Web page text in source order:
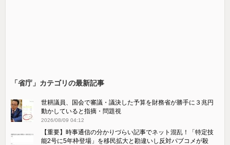
「省庁」カテゴリの最新記事
世耕議員、国会で審議・議決した予算を財務省が勝手に３兆円
動かしていると指摘・問題視
2026/08/09 04:12
【重要】時事通信の分かりづらい記事でネット混乱！「特定技
能2号に5年枠登場」を移民拡大と勘違いし反対パブコメが殺